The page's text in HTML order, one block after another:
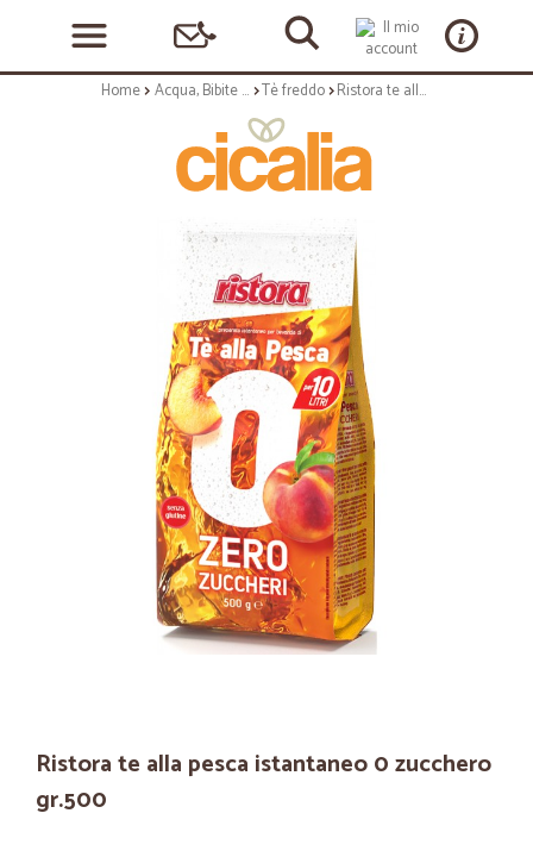
Home Acqua, Bibite e Alcolici Tè freddo Ristora te alla pesca istantaneo 0 zucchero gr.500
Ristora te alla pesca istantaneo 0 zucchero
gr.500